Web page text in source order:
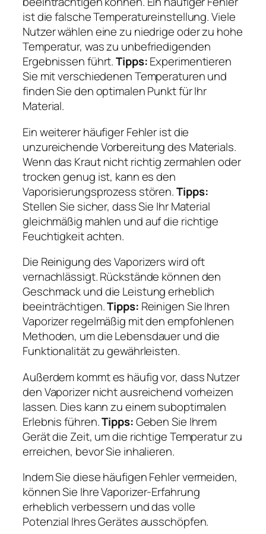
ist die falsche Temperatureinstellung. Viele
Nutzer wählen eine zu niedrige oder zu hohe
Temperatur, was zu unbefriedigenden
Ergebnissen führt.Tipps:Experimentieren
Sie mit verschiedenen Temperaturen und
finden Sie den optimalen Punkt für Ihr
Material.
Ein weiterer häufiger Fehler ist die
unzureichende Vorbereitung des Materials.
Wenn das Kraut nicht richtig zermahlen oder
trocken genug ist, kann es den
Vaporisierungsprozess stören.Tipps:
Stellen Sie sicher, dass Sie Ihr Material
gleichmäßig mahlen und auf die richtige
Feuchtigkeit achten.
Die Reinigung des Vaporizers wird oft
vernachlässigt. Rückstände können den
Geschmack und die Leistung erheblich
beeinträchtigen.Tipps: Reinigen Sie Ihren
Vaporizer regelmäßig mit den empfohlenen
Methoden, um die Lebensdauer und die
Funktionalität zu gewährleisten.
Außerdem kommt es häufig vor, dass Nutzer
den Vaporizer nicht ausreichend vorheizen
lassen. Dies kann zu einem suboptimalen
Erlebnis führen.Tipps:Geben Sie Ihrem
Gerät die Zeit, um die richtige Temperatur zu
erreichen, bevor Sie inhalieren.
Indem Sie diese häufigen Fehler vermeiden,
können Sie Ihre Vaporizer-Erfahrung
erheblich verbessern und das volle
Potenzial Ihres Gerätes ausschöpfen.